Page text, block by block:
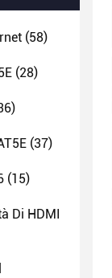
(58)
(28)
(37)
(15)
Di HDMI